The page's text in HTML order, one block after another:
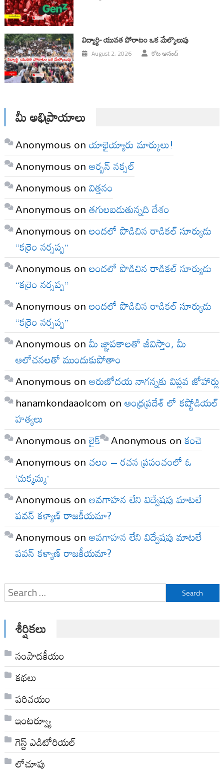
విద్యార్థి- యువత పోరాటం ఒక మేల్కొలుపు
August 2, 2026 కోట ఆనంద్
మీ అభిప్రాయాలు
Anonymous onయాభైయ్యారు మార్కులు!
Anonymous onఅర్బన్ నక్సల్
Anonymous onవిత్తనం
Anonymous onతగులబడుతున్నది దేశం
Anonymous onలందలో పొడిచిన రాడికల్ సూర్యుడు
“కర్రెం నర్సప్ప”
Anonymous onలందలో పొడిచిన రాడికల్ సూర్యుడు
“కర్రెం నర్సప్ప”
Anonymous onలందలో పొడిచిన రాడికల్ సూర్యుడు
“కర్రెం నర్సప్ప”
Anonymous onమీ జ్ఞాపకాలతో జీవిస్తాం, మీ
ఆలోచనలతో ముందుకుపోతాం
Anonymous onఅరుణోదయ నాగన్నకు విప్లవ జోహార్లు
hanamkondaaolcom onఆంధ్రప్రదేశ్ లో కష్టోడియల్
హత్యలు
Anonymous onలైక్ Anonymous onకంచె
Anonymous onచలం – రచన ప్రపంచంలో ఓ
‘చుక్కమ్మ’
Anonymous onఅవగాహన లేని విద్వేషపు మాటలే
పవన్ కళ్యాణ్ రాజకీయమా?
Anonymous onఅవగాహన లేని విద్వేషపు మాటలే
పవన్ కళ్యాణ్ రాజకీయమా?
Search
for:
శీర్షికలు
సంపాదకీయం
కథలు
పరిచయం
ఇంటర్వ్యూ
గెస్ట్ ఎడిటోరియల్
లోచూపు